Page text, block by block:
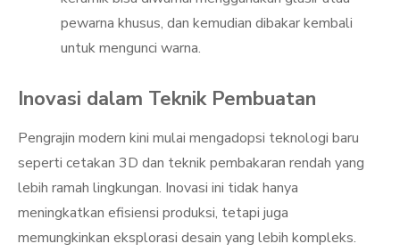
pewarna khusus, dan kemudian dibakar kembali
untuk mengunci warna.
Inovasi dalam Teknik Pembuatan
Pengrajin modern kini mulai mengadopsi teknologi baru
seperti cetakan 3D dan teknik pembakaran rendah yang
lebih ramah lingkungan. Inovasi ini tidak hanya
meningkatkan efisiensi produksi, tetapi juga
memungkinkan eksplorasi desain yang lebih kompleks.